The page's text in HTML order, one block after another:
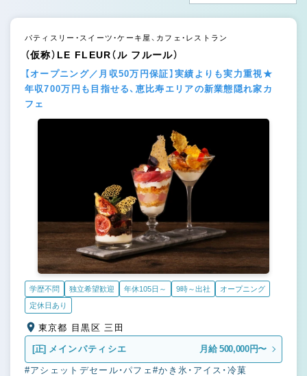
パティスリー・スイーツ・ケーキ屋、カフェ・レストラン
（仮称）LE FLEUR（ル フルール）
【オープニング／月収50万円保証】実績よりも実力重視★
年収700万円も目指せる、恵比寿エリアの新業態隠れ家カ
フェ
学歴不問 独立希望歓迎 年休105日～ 9時～出社
オープニング
定休日あり
東京都 目黒区 三田
[正] メインパティシエ 月給 500,000円〜
#アシェットデセール・パフェ#かき氷・アイス・冷菓